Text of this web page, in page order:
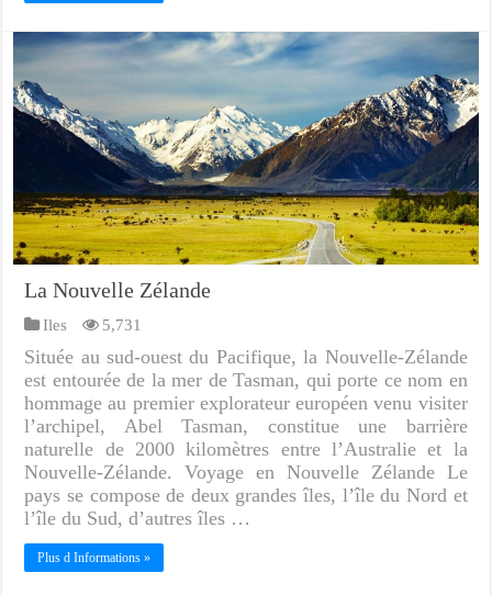
La Nouvelle Zélande
Iles 5,731
Située au sud-ouest du Pacifique, la Nouvelle-Zélande
est entourée de la mer de Tasman, qui porte ce nom en
hommage au premier explorateur européen venu visiter
l’archipel, Abel Tasman, constitue une barrière
naturelle de 2000 kilomètres entre l’Australie et la
Nouvelle-Zélande. Voyage en Nouvelle Zélande Le
pays se compose de deux grandes îles, l’île du Nord et
l’île du Sud, d’autres îles …
Plus d Informations »